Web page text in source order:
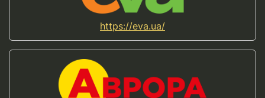
https://eva.ua/